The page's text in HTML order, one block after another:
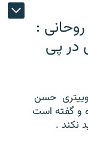
:
در پی
حسن
و گفته است
نکند .